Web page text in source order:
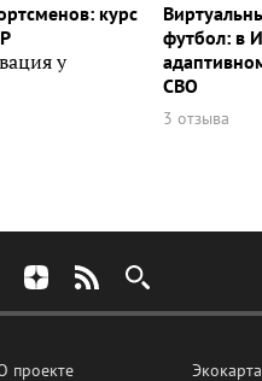
курс
у
футбол: в
СВО
3 отзыва
проекте Экокарта